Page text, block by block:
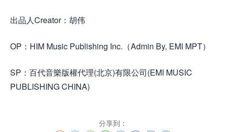
出品人Creator：胡伟
OP：HIM Music Publishing Inc.（Admin By, EMI MPT）
SP：百代音樂版權代理(北京)有限公司(EMI MUSIC
PUBLISHING CHINA)
分享到：